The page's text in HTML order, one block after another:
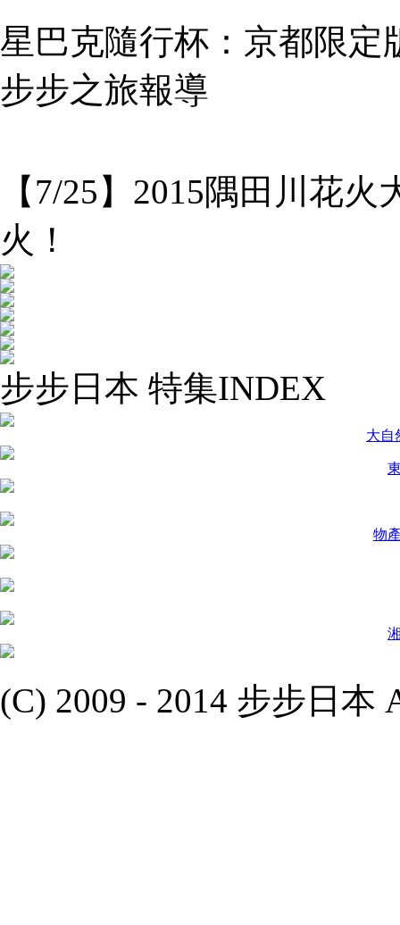
星巴克隨行杯：京都限定
步步之旅報導
【7/25】2015隅田川花
火！
步步日本 特集INDEX
大自
物
(C) 2009 - 2014 步步日本